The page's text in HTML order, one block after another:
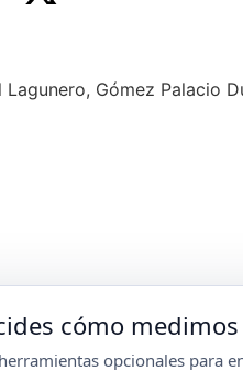
Gómez Palacio
cómo medimos
opcionales para